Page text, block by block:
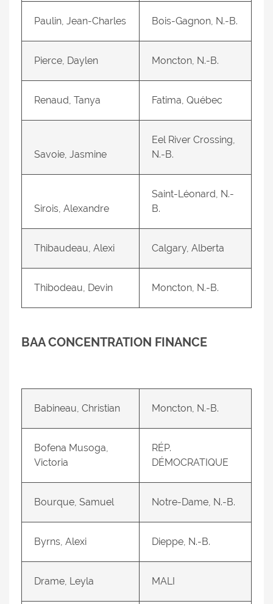
Paulin, Jean-Charles Bois-Gagnon, N.-B.
Pierce, Daylen Moncton, N.-B.
Renaud, Tanya Fatima, Québec
Savoie, Jasmine
Eel River Crossing,
N.-B.
Sirois, Alexandre
Saint-Léonard, N.-
B.
Thibaudeau, Alexi Calgary, Alberta
Thibodeau, Devin Moncton, N.-B.
BAA CONCENTRATION FINANCE
Babineau, Christian Moncton, N.-B.
Bofena Musoga,
Victoria
RÉP.
DÉMOCRATIQUE
Bourque, Samuel Notre-Dame, N.-B.
Byrns, Alexi Dieppe, N.-B.
Drame, Leyla MALI